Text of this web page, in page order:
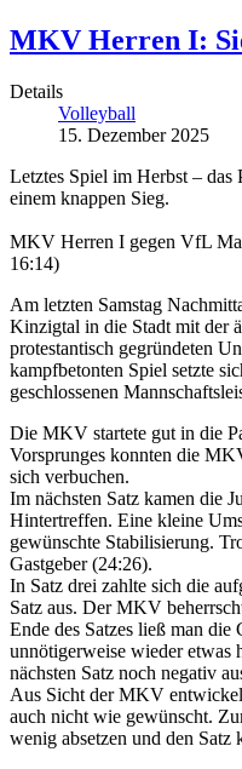
MKV Herren I:
Details
Volleyball
15. Dezember 2025
Letztes Spiel im Herbst – das
einem knappen Sieg.
MKV Herren I gegen VfL
16:14)
Am letzten Samstag
Kinzigtal in die Stadt mit der
protestantisch gegründeten
kampfbetonten Spiel setzte
geschlossenen
Die MKV startete gut in die
Vorsprunges konnten die
sich verbuchen.
Im nächsten Satz kamen die
Hintertreffen. Eine kleine
gewünschte Stabilisierung.
Gastgeber (24:26).
In Satz drei zahlte sich die
Satz aus. Der MKV
Ende des Satzes ließ man die
unnötigerweise wieder etwas
nächsten Satz noch negativ
Aus Sicht der MKV
auch nicht wie gewünscht.
wenig absetzen und den Satz